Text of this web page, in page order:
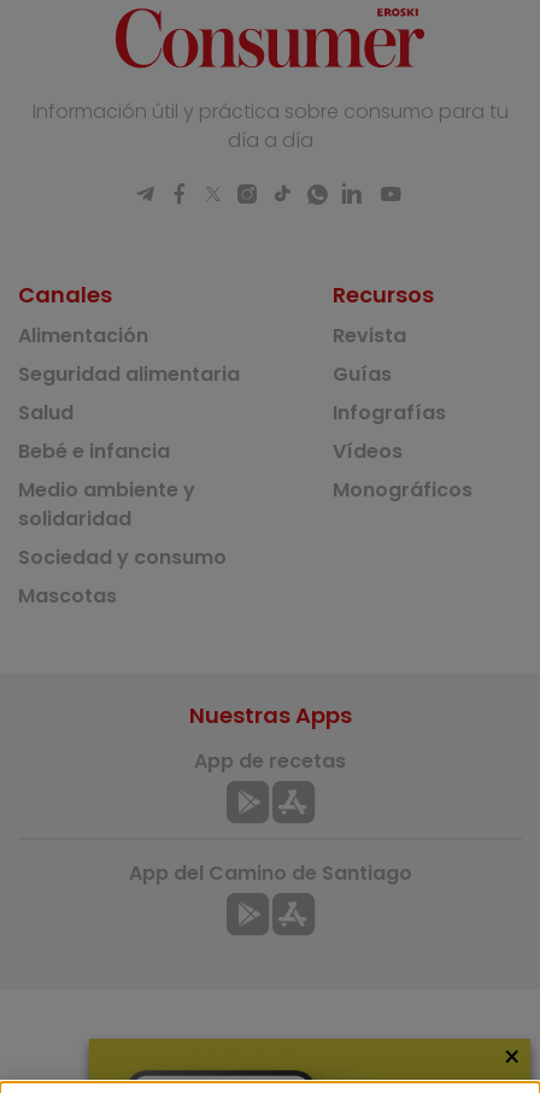
Información útil y práctica sobre consumo para tu
día a día
Canales
Alimentación
Seguridad alimentaria
Salud
Bebé e infancia
Medio ambiente y
solidaridad
Sociedad y consumo
Mascotas
Recursos
Revista
Guías
Infografías
Vídeos
Monográficos
Nuestras Apps
App de recetas
App del Camino de Santiago
×